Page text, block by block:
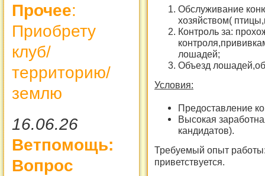
Прочее:
Приобрету
клуб/
территорию/
землю
16.06.26
Ветпомощь:
Вопрос
Обслуживание
хозяйством(
Контроль за:
лошадей;
Объезд
Условия:
Предоставление
Высокая
кандидатов).
Требуемый опыт
приветствуется.